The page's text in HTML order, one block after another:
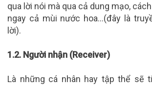
qua lời nói mà qua cả dung mạo,
ngay cả mùi nước hoa…(đây là
lời).
1.2. Người nhận (Receiver)
Là những cá nhân hay tập thể sẽ